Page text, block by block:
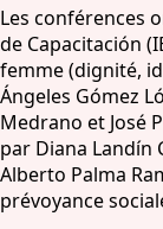
Les conférences
de Capacitación
femme (dignité,
Ángeles Gómez
Medrano et José
par Diana Landín
Alberto Palma
prévoyance